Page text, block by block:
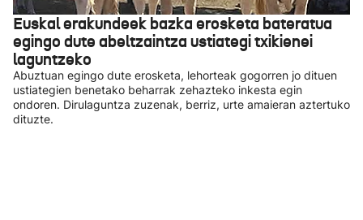
Euskal erakundeek bazka erosketa bateratua
egingo dute abeltzaintza ustiategi txikienei
laguntzeko
Abuztuan egingo dute erosketa, lehorteak gogorren jo dituen
ustiategien benetako beharrak zehazteko inkesta egin
ondoren. Dirulaguntza zuzenak, berriz, urte amaieran aztertuko
dituzte.